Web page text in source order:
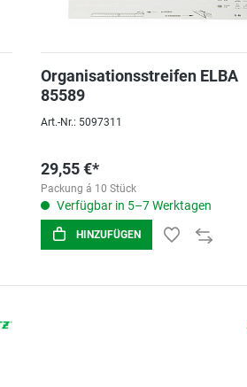
Organisationsstreifen ELBA
85589
Art.-Nr.: 5097311
29,55 €*
Packung á 10 Stück
Verfügbar in 5–7 Werktagen
HINZUFÜGEN